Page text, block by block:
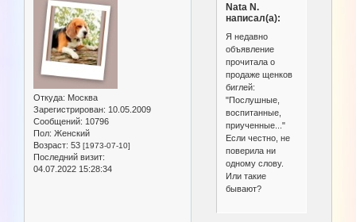
Откуда: Москва
Зарегистрирован: 10.05.2009
Сообщений: 10796
Пол: Женский
Возраст: 53 [1973-07-10]
Последний визит:
04.07.2022 15:28:34
Nata N.
написал(а):
Я недавно
объявление
прочитала о
продаже щенков
биглей:
"Послушные,
воспитанные,
приученные..."
Если честно, не
поверила ни
одному слову.
Или такие
бывают?